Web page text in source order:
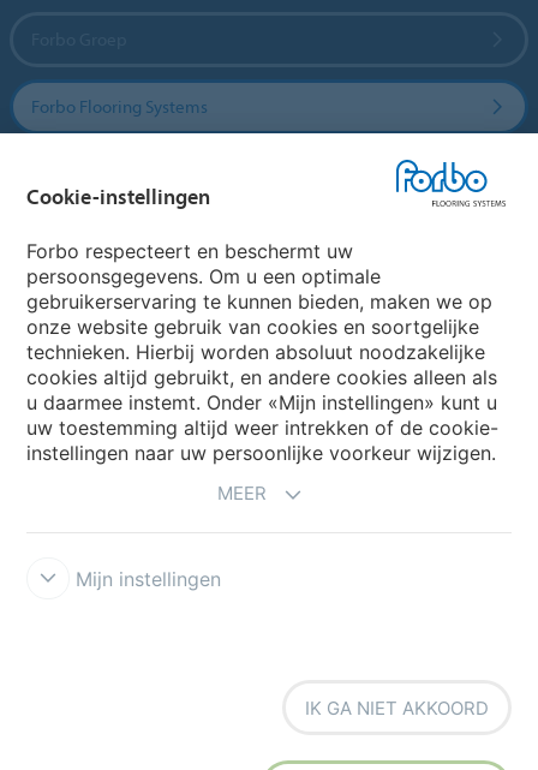
Forbo Flooring Systems
Website
Kies uw land
My Forbo
Disclaimer Cookies Forbo
Cookie-instellingen
Forbo respecteert en beschermt uw
persoonsgegevens. Om u een optimale
gebruikerservaring te kunnen bieden, maken we op
onze website gebruik van cookies en soortgelijke
technieken. Hierbij worden absoluut noodzakelijke
cookies altijd gebruikt, en andere cookies alleen als
u daarmee instemt. Onder «Mijn instellingen» kunt u
uw toestemming altijd weer intrekken of de cookie-
instellingen naar uw persoonlijke voorkeur wijzigen.
MEER
Mijn instellingen
IK GA NIET AKKOORD